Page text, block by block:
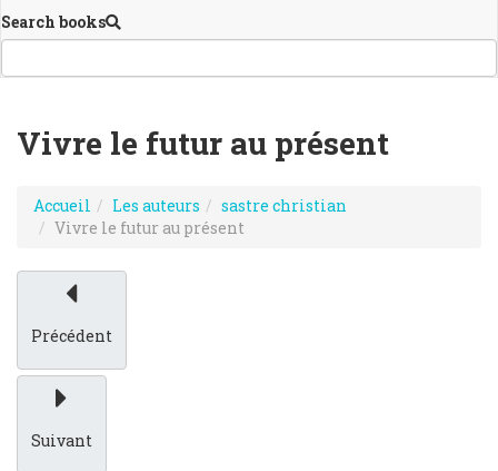
Search books
Vivre le futur au présent
Accueil Les auteurs
sastre christian
Vivre le futur au présent
Précédent
Suivant